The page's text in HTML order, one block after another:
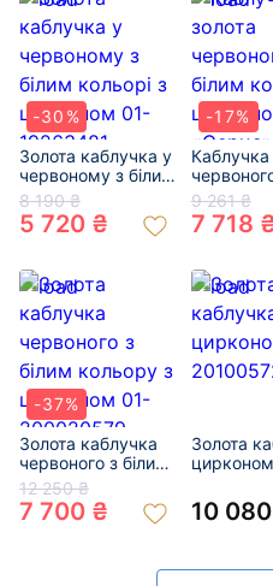
-30%
Золота каблучка у
червоному з білим
кольорі з
цирконом 01-
19263481
8 190 ₴
5 720 ₴
-17%
Каблучка
кольору з
цирконом
«Серце»
9 261 ₴
7 718
-37%
Золота каблучка
червоного з білим
кольору з
цирконом 01-
200020579
12 250 ₴
7 700 ₴
Золота
10